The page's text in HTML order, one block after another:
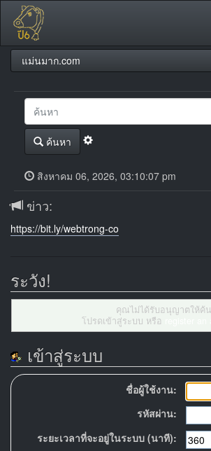
แม่นมาก.com
ค้นหา
สิงหาคม 06, 2026, 03:10:07 pm
ข่าว:
https://bit.ly/webtrong-co
ระวัง!
คุณไม่ได้รับอนุญาตให้ค้
โปรดเข้าสู่ระบบ หรือ
เข้าสู่ระบบ
ชื่อผู้ใช้งาน:
รหัสผ่าน:
ระยะเวลาที่จะอยู่ในระบบ (นาที):